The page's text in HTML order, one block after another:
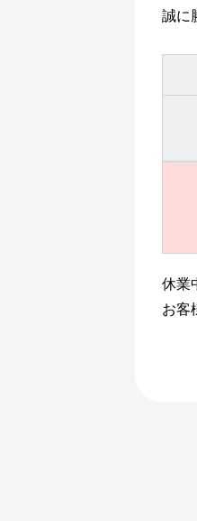
誠に
休業
お客